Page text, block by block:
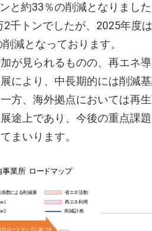
と約33％の削減となりまし
千トンでしたが、2025年度は
減となっております。
が見られるものの、再エネ
により、中長期的には削減
方、海外拠点においては再
途上であり、今後の重点課
まいります。